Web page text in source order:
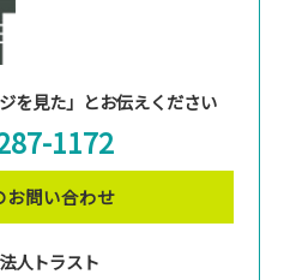
を見た」とお伝えください
1172
お問い合わせ
人トラスト